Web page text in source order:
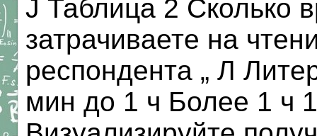
J Таблица 2 Сколько
затрачиваете на
респондента „ Л
мин до 1 ч Более 1 ч